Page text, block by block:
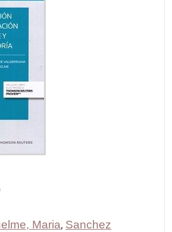
Maria, Sanchez